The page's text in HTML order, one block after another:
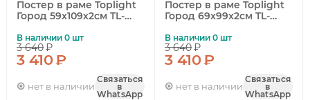
Постер в раме Toplight
Город 59х109х2см TL-
В наличии 0 шт
3 640₽
3 410₽
нет в наличии
Связаться
в
WhatsApp
Постер в раме Toplight
Город 69х99х2см TL-
В наличии 0 шт
3 640₽
3 410₽
нет в наличии
Связаться
в
WhatsApp